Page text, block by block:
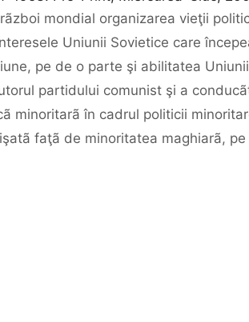
mondial organizarea vieţii
Uniunii Sovietice care
pe de o parte şi abilitatea
partidului comunist şi a
minoritarã în cadrul politicii
faţã de minoritatea maghiarã,